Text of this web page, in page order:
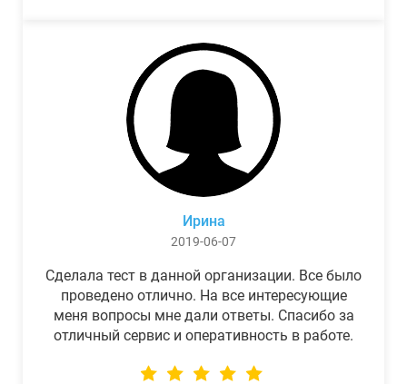
Ирина
2019-06-07
Сделала тест в данной организации. Все было
проведено отлично. На все интересующие
меня вопросы мне дали ответы. Спасибо за
отличный сервис и оперативность в работе.